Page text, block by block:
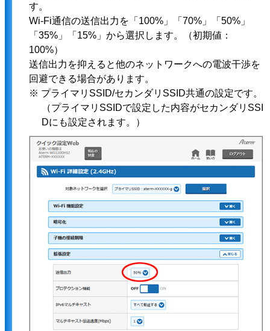
す。
Wi-Fi通信の送信出力を「100%」「70%」「50%」
「35%」「15%」から選択します。（初期値：
100%）
送信出力を抑えると他のネットワークへの電波干渉を
回避できる場合があります。
※ プライマリSSID/セカンダリSSID共通の設定です。
（プライマリSSIDで設定した内容がセカンダリSSI
Dにも設定されます。）